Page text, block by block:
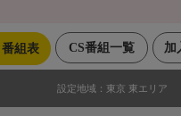
加
CS番組一覧
番組表
設定地域： 東京 東エリア